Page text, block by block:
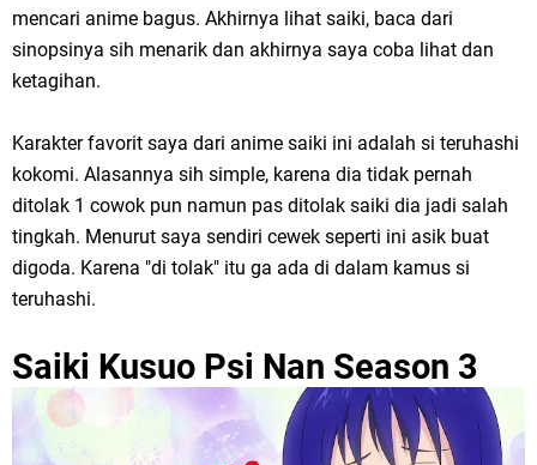
mencari anime bagus. Akhirnya lihat saiki, baca dari
sinopsinya sih menarik dan akhirnya saya coba lihat dan
ketagihan.
Karakter favorit saya dari anime saiki ini adalah si teruhashi
kokomi. Alasannya sih simple, karena dia tidak pernah
ditolak 1 cowok pun namun pas ditolak saiki dia jadi salah
tingkah. Menurut saya sendiri cewek seperti ini asik buat
digoda. Karena "di tolak" itu ga ada di dalam kamus si
teruhashi.
Saiki Kusuo Psi Nan Season 3